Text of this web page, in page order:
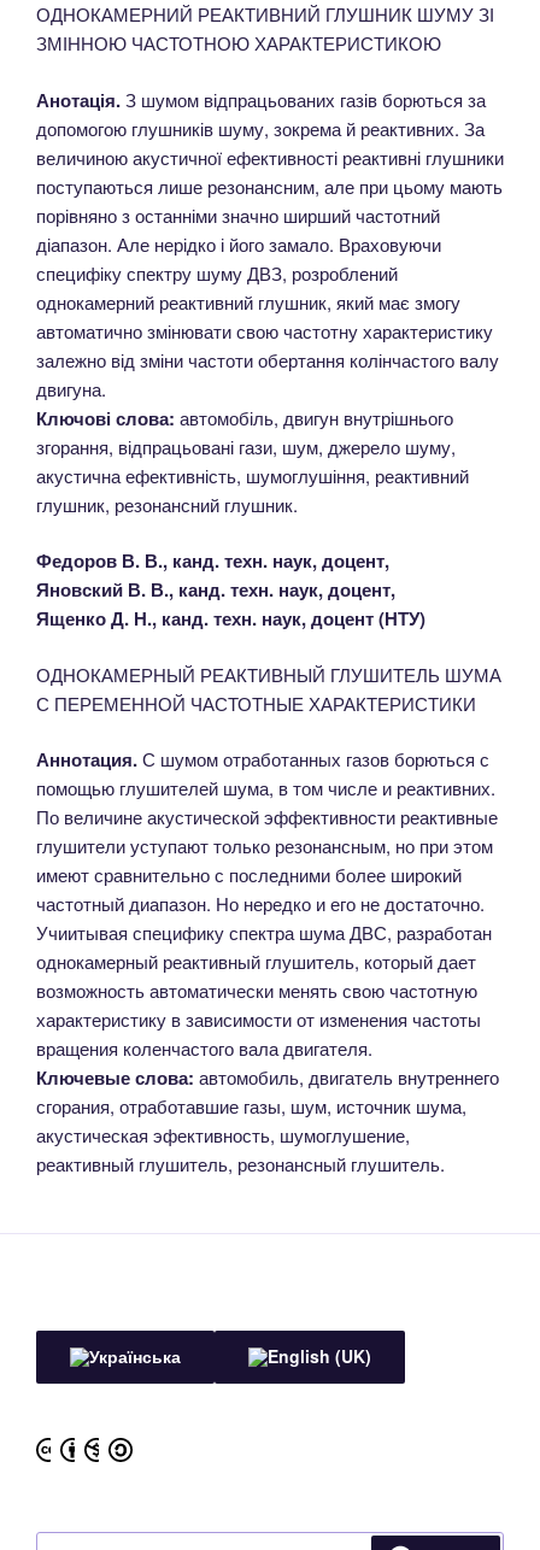
ОДНОКАМЕРНИЙ РЕАКТИВНИЙ ГЛУШНИК ШУМУ ЗІ
ЗМІННОЮ ЧАСТОТНОЮ ХАРАКТЕРИСТИКОЮ
Анотація.З шумом відпрацьованих газів борються за
допомогою глушників шуму, зокрема й реактивних. За
величиною акустичної ефективності реактивні глушники
поступаються лише резонансним, але при цьому мають
порівняно з останніми значно ширший частотний
діапазон. Але нерідко і його замало. Враховуючи
специфіку спектру шуму ДВЗ, розроблений
однокамерний реактивний глушник, який має змогу
автоматично змінювати свою частотну характеристику
залежно від зміни частоти обертання колінчастого валу
двигуна.
Ключові слова: автомобіль, двигун внутрішнього
згорання, відпрацьовані гази, шум, джерело шуму,
акустична ефективність, шумоглушіння, реактивний
глушник, резонансний глушник.
Федоров В. В., канд. техн. наук, доцент,
Яновский В. В., канд. техн. наук, доцент,
Ященко Д. Н., канд. техн. наук, доцент (НТУ)
ОДНОКАМЕРНЫЙ РЕАКТИВНЫЙ ГЛУШИТЕЛЬ ШУМА
С ПЕРЕМЕННОЙ ЧАСТОТНЫЕ ХАРАКТЕРИСТИКИ
Аннотация.С шумом отработанных газов борються с
помощью глушителей шума, в том числе и реактивних.
По величине акустической эффективности реактивные
глушители уступают только резонансным, но при этом
имеют сравнительно с последними более широкий
частотный диапазон. Но нередко и его не достаточно.
Учиитывая специфику спектра шума ДВС, разработан
однокамерный реактивный глушитель, который дает
возможность автоматически менять свою частотную
характеристику в зависимости от изменения частоты
вращения коленчастого вала двигателя.
Ключевые слова: автомобиль, двигатель внутреннего
сгорания, отработавшие газы, шум, источник шума,
акустическая эфективность, шумоглушение,
реактивный глушитель, резонансный глушитель.